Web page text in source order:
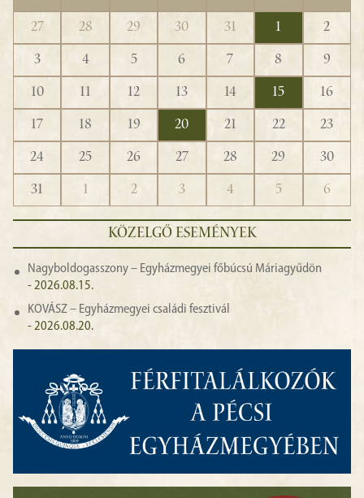
27 28 29 30 31 1
2
3
4 5 6 7 8
9
10
11 12 13 14 15
16
17
18 19 20 21 22
23
24
25 26 27 28 29
30
31
1 2 3 4 5 6
KÖZELGŐ ESEMÉNYEK
Nagyboldogasszony – Egyházmegyei főbúcsú Máriagyűdön
- 2026.08.15.
KOVÁSZ – Egyházmegyei családi fesztivál
- 2026.08.20.